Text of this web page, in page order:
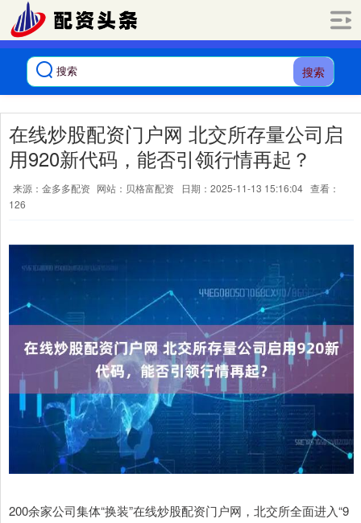
搜索
在线炒股配资门户网 北交所存量公司启
用920新代码，能否引领行情再起？
来源：金多多配资 网站：贝格富配资 日期：2025-11-13 15:16:04 查看：
126
200余家公司集体“换装”在线炒股配资门户网，北交所全面进入“9